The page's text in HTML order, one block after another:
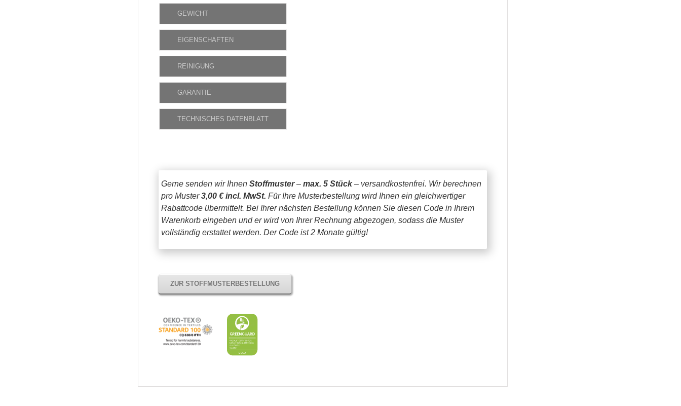
GEWICHT
EIGENSCHAFTEN
REINIGUNG
GARANTIE
TECHNISCHES DATENBLATT
Gerne senden wir Ihnen Stoffmuster– max. 5 Stück– versandkostenfrei. Wir berechnen
pro Muster3,00 € incl. MwSt. Für Ihre Musterbestellung wird Ihnen ein gleichwertiger
Rabattcode übermittelt. Bei Ihrer nächsten Bestellung können Sie diesen Code in Ihrem
Warenkorb eingeben und er wird von Ihrer Rechnung abgezogen, sodass die Muster
vollständig erstattet werden. Der Code ist 2 Monate gültig!
ZUR STOFFMUSTERBESTELLUNG